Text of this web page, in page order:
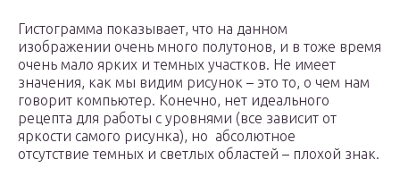
Гистограмма показывает, что на данном
изображении очень много полутонов, и в тоже время
очень мало ярких и темных участков. Не имеет
значения, как мы видим рисунок – это то, о чем нам
говорит компьютер. Конечно, нет идеального
рецепта для работы с уровнями (все зависит от
яркости самого рисунка), но абсолютное
отсутствие темных и светлых областей – плохой знак.